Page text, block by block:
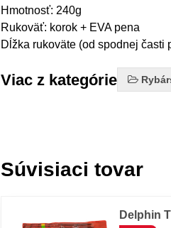
Hmotnosť: 240g
Rukoväť: korok + EVA pena
Dĺžka rukoväte (od spodnej časti
Viac z kategórie
Súvisiaci tovar
Delphin